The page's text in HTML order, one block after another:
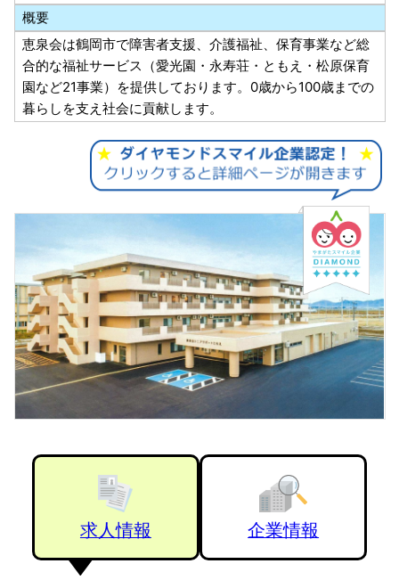
概要
恵泉会は鶴岡市で障害者支援、介護福祉、保育事業など総
合的な福祉サービス（愛光園・永寿荘・ともえ・松原保育
園など21事業）を提供しております。0歳から100歳までの
暮らしを支え社会に貢献します。
求人情報 企業情報